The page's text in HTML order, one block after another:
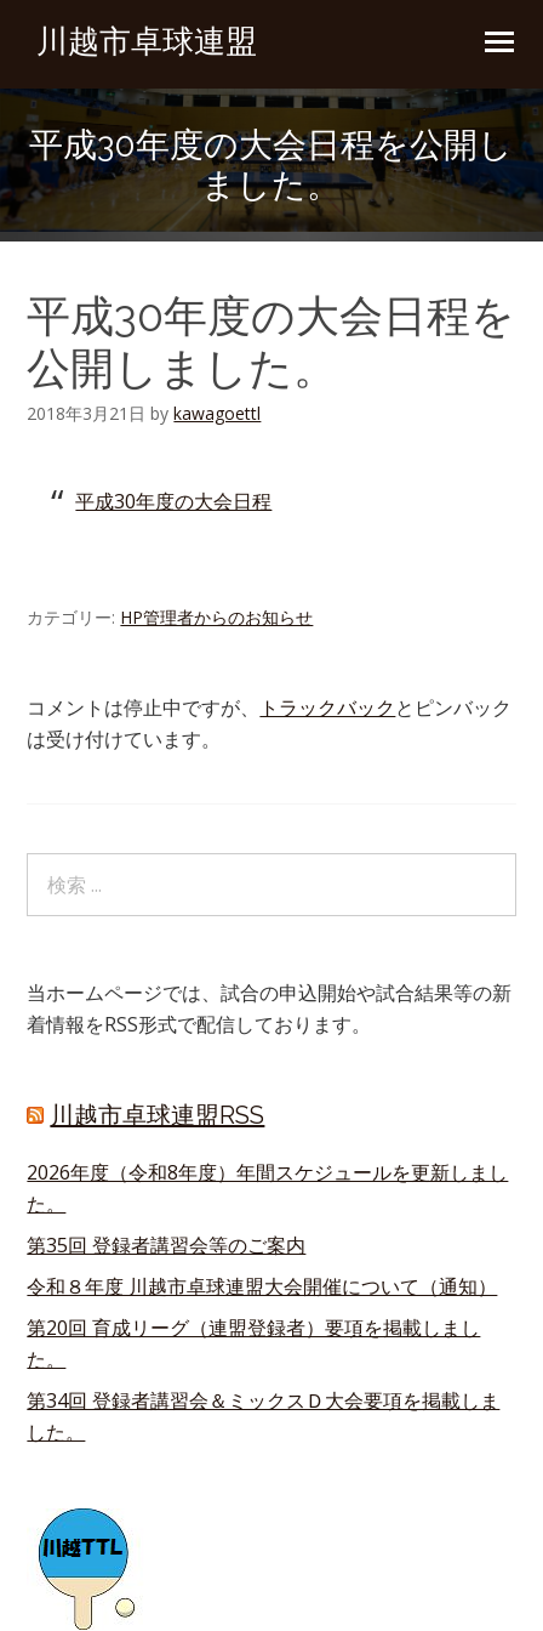
川越市卓球連盟
平成30年度の大会日程を公開し
ました。
平成30年度の大会日程を
公開しました。
2018年3月21日 bykawagoettl
平成30年度の大会日程
カテゴリー: HP管理者からのお知らせ
コメントは停止中ですが、 トラックバックとピンバック
は受け付けています。
当ホームページでは、試合の申込開始や試合結果等の新
着情報をRSS形式で配信しております。
川越市卓球連盟RSS
2026年度（令和8年度）年間スケジュールを更新しまし
た。
第35回 登録者講習会等のご案内
令和８年度 川越市卓球連盟大会開催について（通知）
第20回 育成リーグ（連盟登録者）要項を掲載しまし
た。
第34回 登録者講習会＆ミックスＤ大会要項を掲載しま
した。